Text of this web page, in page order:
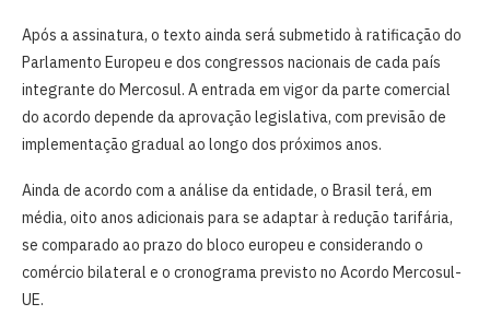
Após a assinatura, o texto ainda será submetido à ratificação do
Parlamento Europeu e dos congressos nacionais de cada país
integrante do Mercosul. A entrada em vigor da parte comercial
do acordo depende da aprovação legislativa, com previsão de
implementação gradual ao longo dos próximos anos.
Ainda de acordo com a análise da entidade, o Brasil terá, em
média, oito anos adicionais para se adaptar à redução tarifária,
se comparado ao prazo do bloco europeu e considerando o
comércio bilateral e o cronograma previsto no Acordo Mercosul-
UE.